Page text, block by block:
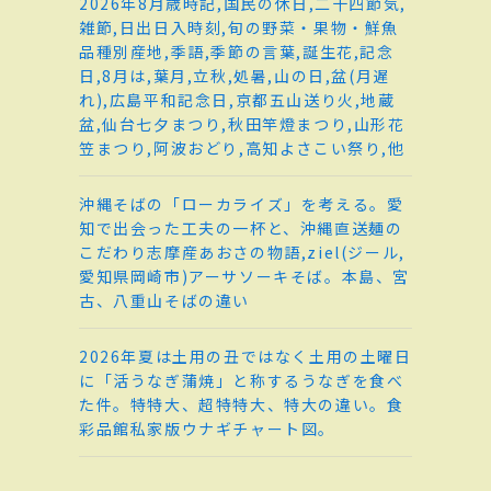
雑節,日出日入時刻,旬の野菜・果物・鮮魚
品種別産地,季語,季節の言葉,誕生花,記念
日,8月は,葉月,立秋,処暑,山の日,盆(月遅
れ),広島平和記念日,京都五山送り火,地蔵
盆,仙台七夕まつり,秋田竿燈まつり,山形花
笠まつり,阿波おどり,高知よさこい祭り,他
沖縄そばの「ローカライズ」を考える。愛
知で出会った工夫の一杯と、沖縄直送麺の
こだわり志摩産あおさの物語,ziel(ジール,
愛知県岡崎市)アーサソーキそば。本島、宮
古、八重山そばの違い
2026年夏は土用の丑ではなく土用の土曜日
に「活うなぎ蒲焼」と称するうなぎを食べ
た件。特特大、超特特大、特大の違い。食
彩品館私家版ウナギチャート図。